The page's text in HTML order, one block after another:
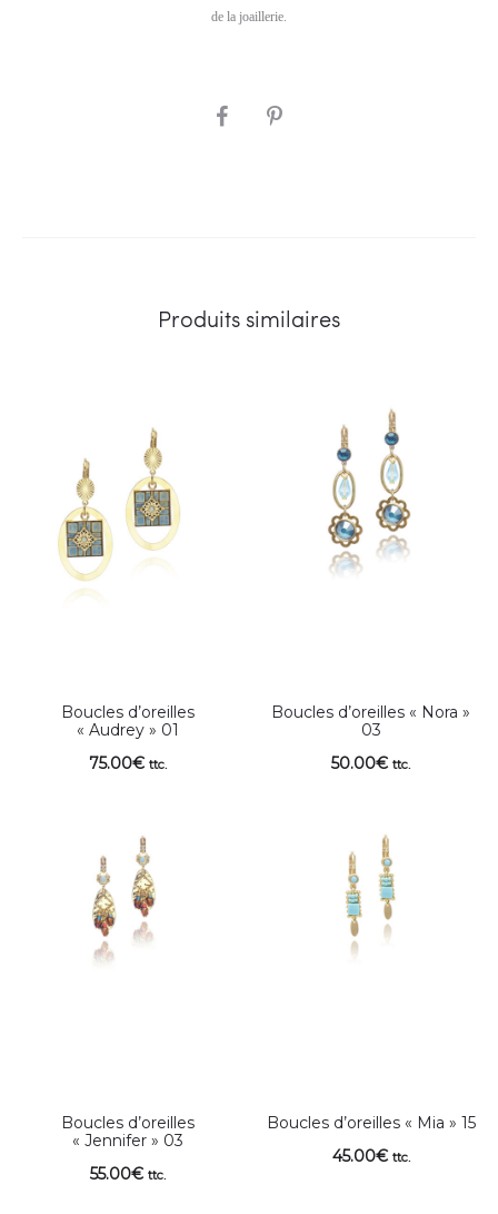
de la joaillerie.
SHARE
Produits similaires
Boucles d’oreilles
« Audrey » 01
75.00€ ttc.
Boucles d’oreilles « Nora »
03
50.00€ ttc.
Boucles d’oreilles
« Jennifer » 03
55.00€ ttc.
Boucles d’oreilles « Mia » 15
45.00€ ttc.